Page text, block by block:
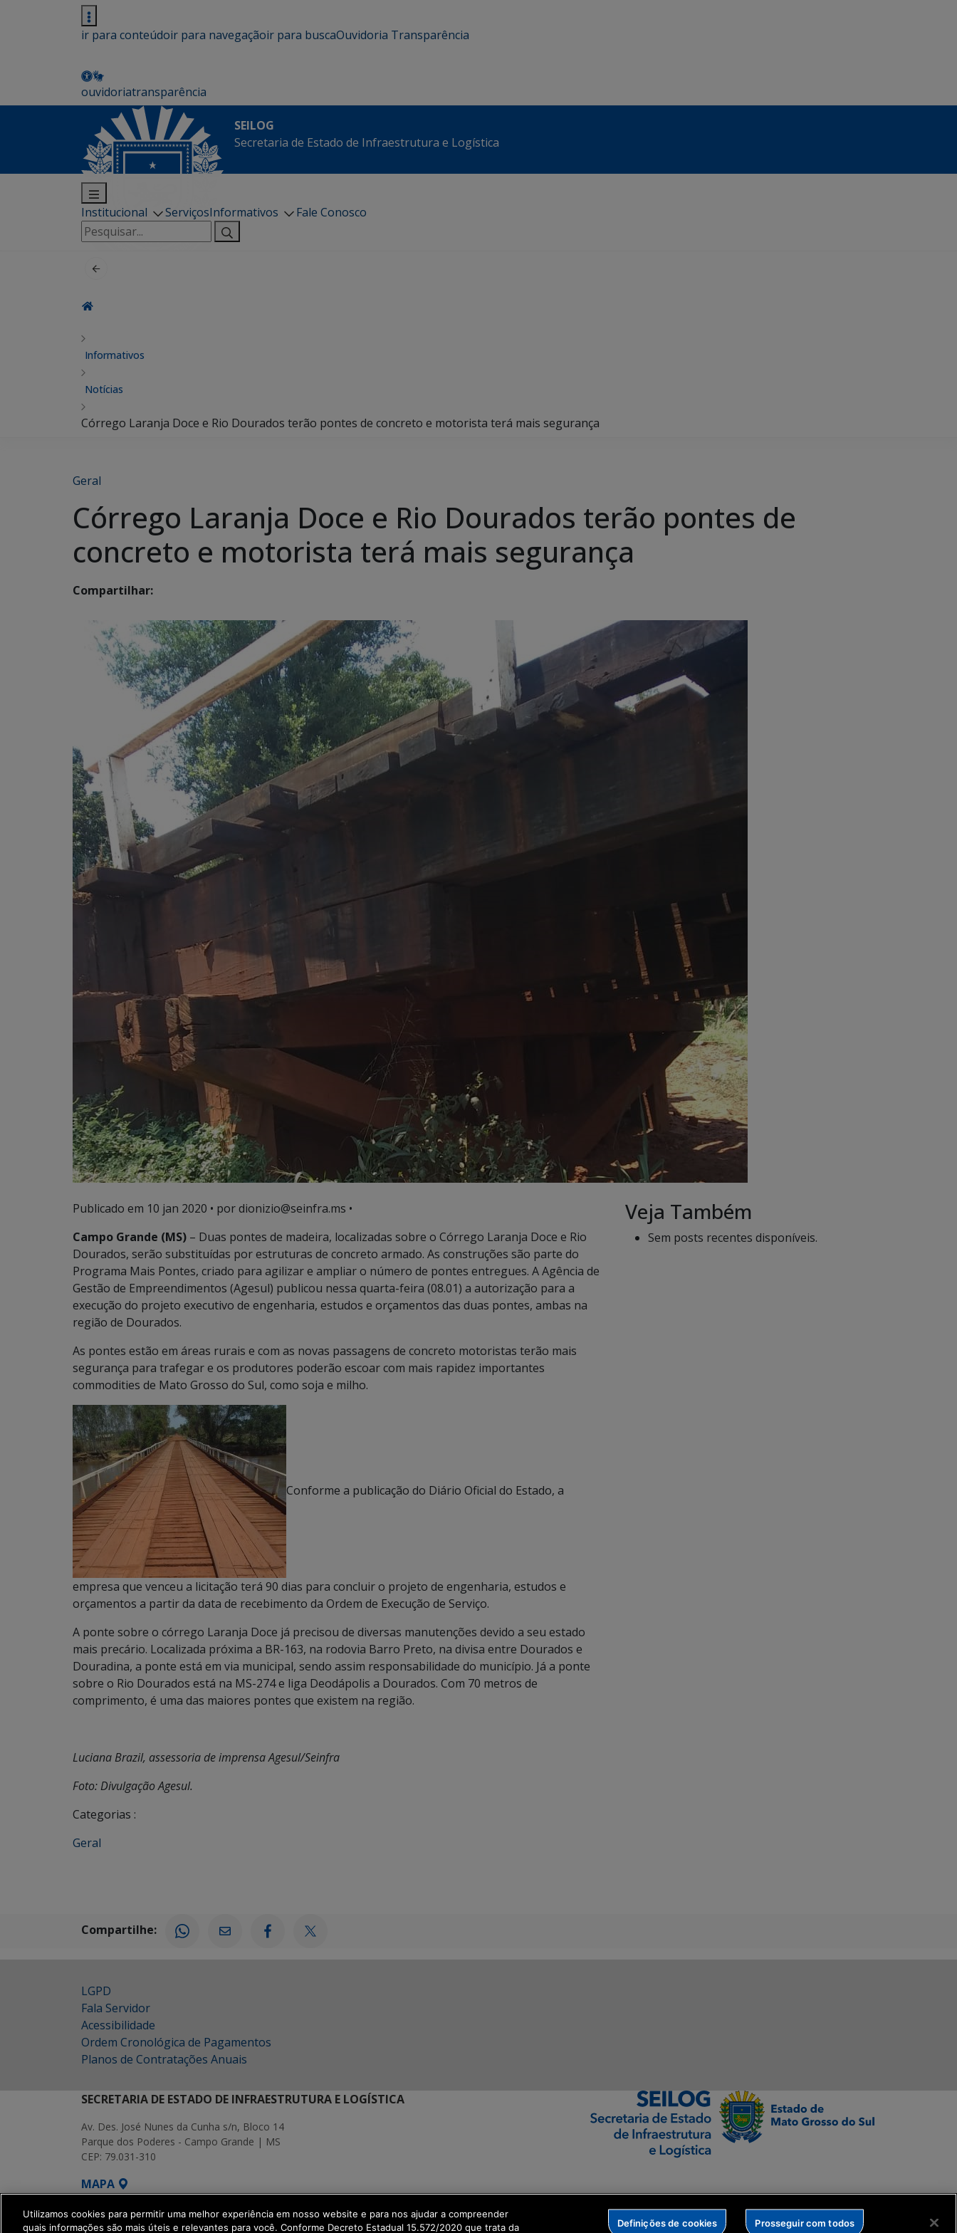
ir para conteúdoir para navegaçãoir para buscaOuvidoria Transparência
ouvidoriatransparência
SEILOG
Secretaria de Estado de Infraestrutura e Logística
Institucional ServiçosInformativos
Fale Conosco
Pesquisar
por:
Informativos
Notícias
Córrego Laranja Doce e Rio Dourados terão pontes de concreto e motorista terá mais segurança
Geral
Córrego Laranja Doce e Rio Dourados terão pontes de
concreto e motorista terá mais segurança
Compartilhar:
Publicado em 10 jan 2020 • por dionizio@seinfra.ms •
Campo Grande (MS) – Duas pontes de madeira, localizadas sobre o Córrego Laranja Doce e Rio
Dourados, serão substituídas por estruturas de concreto armado. As construções são parte do
Programa Mais Pontes, criado para agilizar e ampliar o número de pontes entregues. A Agência de
Gestão de Empreendimentos (Agesul) publicou nessa quarta-feira (08.01) a autorização para a
execução do projeto executivo de engenharia, estudos e orçamentos das duas pontes, ambas na
região de Dourados.
As pontes estão em áreas rurais e com as novas passagens de concreto motoristas terão mais
segurança para trafegar e os produtores poderão escoar com mais rapidez importantes
commodities de Mato Grosso do Sul, como soja e milho.
Conforme a publicação do Diário Oficial do Estado, a
empresa que venceu a licitação terá 90 dias para concluir o projeto de engenharia, estudos e
orçamentos a partir da data de recebimento da Ordem de Execução de Serviço.
A ponte sobre o córrego Laranja Doce já precisou de diversas manutenções devido a seu estado
mais precário. Localizada próxima a BR-163, na rodovia Barro Preto, na divisa entre Dourados e
Douradina, a ponte está em via municipal, sendo assim responsabilidade do município. Já a ponte
sobre o Rio Dourados está na MS-274 e liga Deodápolis a Dourados. Com 70 metros de
comprimento, é uma das maiores pontes que existem na região.
Luciana Brazil, assessoria de imprensa Agesul/Seinfra
Foto: Divulgação Agesul.
Categorias :
Geral
Veja Também
Sem posts recentes disponíveis.
Compartilhe:
LGPD
Fala Servidor
Acessibilidade
Ordem Cronológica de Pagamentos
Planos de Contratações Anuais
SECRETARIA DE ESTADO DE INFRAESTRUTURA E LOGÍSTICA
Av. Des. José Nunes da Cunha s/n, Bloco 14
Parque dos Poderes - Campo Grande | MS
CEP: 79.031-310
MAPA
SETDIG | Secretaria-Executiva de Transformação Digital
Utilizamos cookies para permitir uma melhor experiência em nosso website e para nos ajudar a compreender
quais informações são mais úteis e relevantes para você. Conforme Decreto Estadual 15.572/2020 que trata da
Definições de cookies Prosseguir com todos